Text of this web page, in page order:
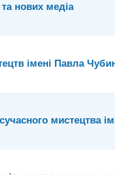
нових медіа
імені Павла
мистецтва